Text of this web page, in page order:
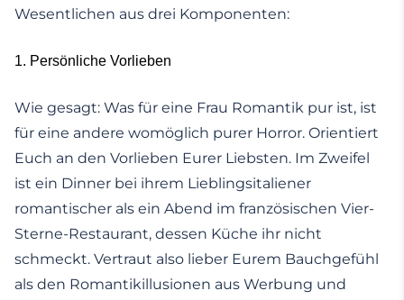
Wesentlichen aus drei Komponenten:
1. Persönliche Vorlieben
Wie gesagt: Was für eine Frau Romantik pur ist, ist
für eine andere womöglich purer Horror. Orientiert
Euch an den Vorlieben Eurer Liebsten. Im Zweifel
ist ein Dinner bei ihrem Lieblingsitaliener
romantischer als ein Abend im französischen Vier-
Sterne-Restaurant, dessen Küche ihr nicht
schmeckt. Vertraut also lieber Eurem Bauchgefühl
als den Romantikillusionen aus Werbung und